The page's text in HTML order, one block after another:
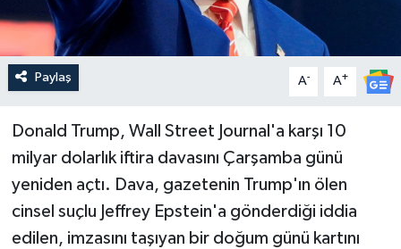
Paylaş A- A+
Donald Trump, Wall Street Journal'a karşı 10
milyar dolarlık iftira davasını Çarşamba günü
yeniden açtı. Dava, gazetenin Trump'ın ölen
cinsel suçlu Jeffrey Epstein'a gönderdiği iddia
edilen, imzasını taşıyan bir doğum günü kartını